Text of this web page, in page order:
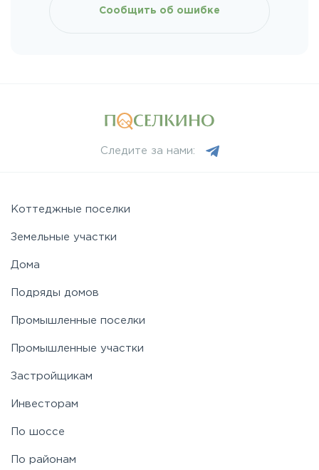
Новорижское
Носовихинское
Рогачёвское
Сообщить об ошибке
Следите за нами:
Коттеджные поселки
Земельные участки
Дома
Подряды домов
Промышленные поселки
Промышленные участки
Застройщикам
Инвесторам
По шоссе
По районам